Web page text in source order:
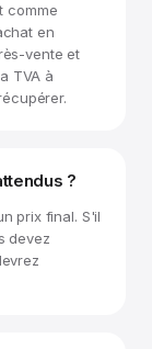
comme
en
vente et
TVA à
?
prix final. S'il
devez